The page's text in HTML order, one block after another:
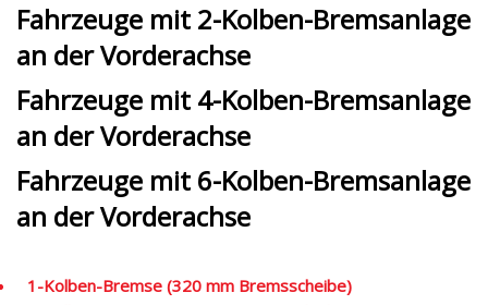
Fahrzeuge mit 2-Kolben-Bremsanlage
an der Vorderachse
Fahrzeuge mit 4-Kolben-Bremsanlage
an der Vorderachse
Fahrzeuge mit 6-Kolben-Bremsanlage
an der Vorderachse
1-Kolben-Bremse (320 mm Bremsscheibe)